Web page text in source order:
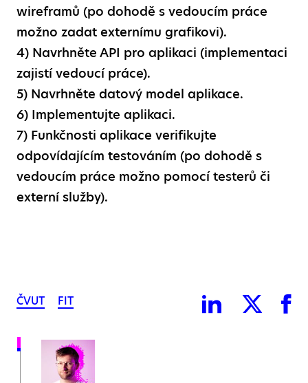
wireframů (po dohodě s vedoucím práce
možno zadat externímu grafikovi).
4) Navrhněte API pro aplikaci (implementaci
zajistí vedoucí práce).
5) Navrhněte datový model aplikace.
6) Implementujte aplikaci.
7) Funkčnosti aplikace verifikujte
odpovídajícím testováním (po dohodě s
vedoucím práce možno pomocí testerů či
externí služby).
ČVUT FIT